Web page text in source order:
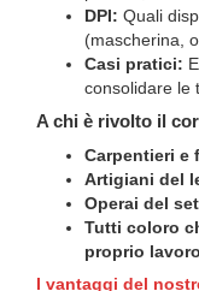
DPI: Quali
(mascherina,
Casi pratici:
consolidare le
A chi è rivolto il
Carpentieri e
Artigiani del
Operai del
Tutti coloro
proprio lavoro
I vantaggi del